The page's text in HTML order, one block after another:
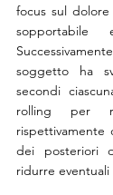
focus sul
soggetto ha
secondi
rolling per
dei posteriori
ridurre